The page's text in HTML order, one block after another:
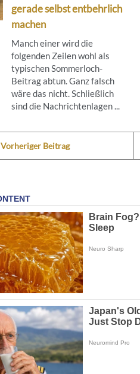
gerade selbst entbehrlich
machen
Manch einer wird die
folgenden Zeilen wohl als
typischen Sommerloch-
Beitrag abtun. Ganz falsch
wäre das nicht. Schließlich
sind die Nachrichtenlagen ...
Vorheriger Beitrag